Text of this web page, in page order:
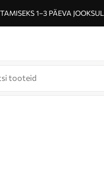
1–3 PÄEVA JOOKSUL